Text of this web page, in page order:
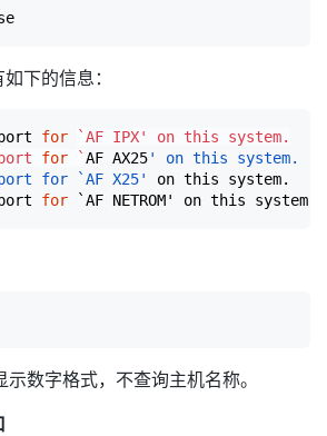
下的信息：
for `AF IPX' on this system.
for `AF AX25' on this system.
for `AF X25'
on this system.
for
示数字格式，不查询主机名称。